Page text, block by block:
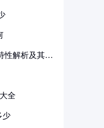
性解析及其在
全
少